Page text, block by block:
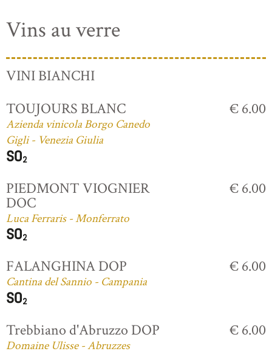
Vins au verre
VINI BIANCHI
TOUJOURS BLANC
Azienda vinicola Borgo Canedo
Gigli - Venezia Giulia
€ 6.00
PIEDMONT VIOGNIER
DOC
Luca Ferraris - Monferrato
€ 6.00
FALANGHINA DOP
Cantina del Sannio - Campania
€ 6.00
Trebbiano d'Abruzzo DOP
Domaine Ulisse - Abruzzes
€ 6.00